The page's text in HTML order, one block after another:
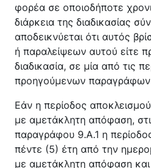
φορέα σε οποιοδήποτε
διάρκεια της διαδικασίας
αποδεικνύεται ότι αυτός
ή παραλείψεων αυτού είτε
διαδικασία, σε μία από τις
προηγούμενων παραγράφων
Εάν η περίοδος
με αμετάκλητη απόφαση,
παραγράφου 9.Α.1 η
πέντε (5) έτη από την
με αμετάκλητη απόφαση και